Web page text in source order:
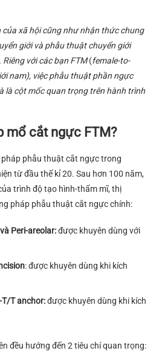
của xã hội cũng như nhận thức chung
giới và phẫu thuật chuyển giới
với các bạn FTM(female-to-
nam), việc phẫu thuật phần ngực
là cột mốc quan trọng trên hành trình
mổ cắt ngực FTM?
phẫu thuật cắt ngực trong
từ đầu thế kỉ 20. Sau hơn 100 năm,
trình độ tạo hình-thẩm mĩ, thị
pháp phẫu thuật cắt ngực chính:
Peri-areolar:được khuyên dùng với
: được khuyên dùng khi kích
T/Tanchor:được khuyên dùng khi kích
đều hướng đến 2 tiêu chí quan trọng: